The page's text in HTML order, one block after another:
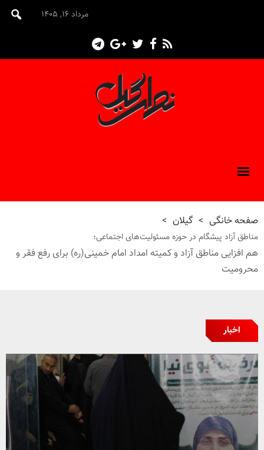
مرداد ۱۶, ۱۴۰۵
صفحه خانگی > گیلان >
مناطق آزاد پیشگام در حوزه مسئولیت‌های اجتماعی؛
هم افزایی مناطق آزاد و کمیته امداد امام خمینی(ره) برای رفع فقر و
محرومیت
اخبار